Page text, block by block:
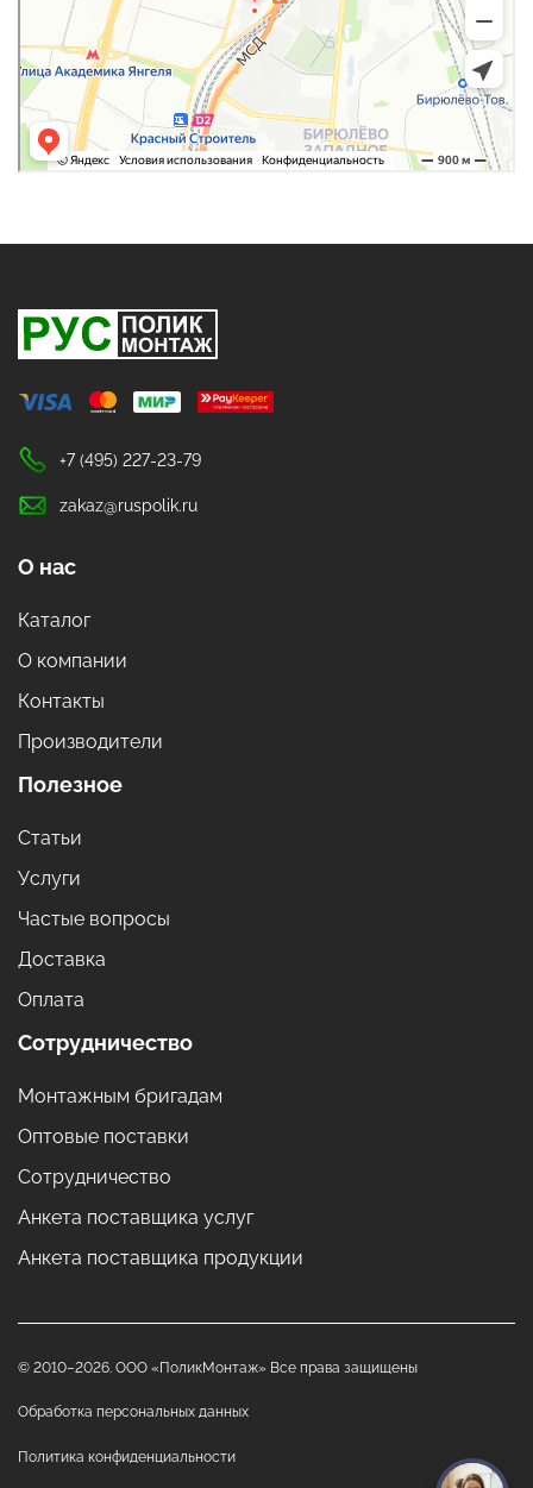
+7 (495) 227-23-79
zakaz@ruspolik.ru
О нас
Каталог
О компании
Контакты
Производители
Полезное
Статьи
Услуги
Частые вопросы
Доставка
Оплата
Сотрудничество
Монтажным бригадам
Оптовые поставки
Сотрудничество
Анкета поставщика услуг
Анкета поставщика продукции
© 2010–2026. ООО «ПоликМонтаж» Все права защищены
Обработка персональных данных
Политика конфиденциальности